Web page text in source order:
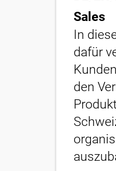
Sales
In
dafür
den